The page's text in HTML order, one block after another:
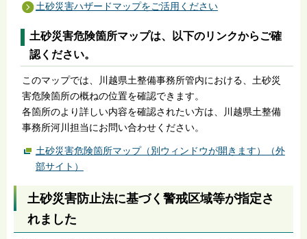
土砂災害ハザードマップをご活用ください
土砂災害危険箇所マップは、以下のリンクからご確
認ください。
このマップでは、川越県土整備事務所管内における、土砂災
害危険箇所の概ねの位置を確認できます。
各箇所のより詳しい内容を確認されたい方は、川越県土整備
事務所河川担当にお問い合わせください。
土砂災害危険箇所マップ（別ウィンドウが開きます）（外
部サイト）
土砂災害防止法に基づく警戒区域等が指定さ
れました